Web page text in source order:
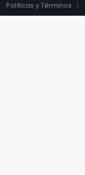
Políticas y Términos